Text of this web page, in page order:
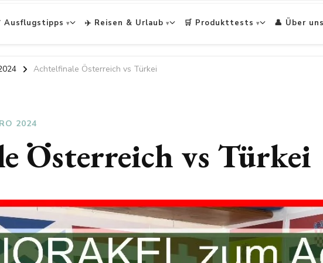
Ausflugstipps ✈️ Reisen & Urlaub 🛒 Produkttests 👤 Über
Achtelfinale Österreich vs Türkei
2024
Österreich vs Türkei